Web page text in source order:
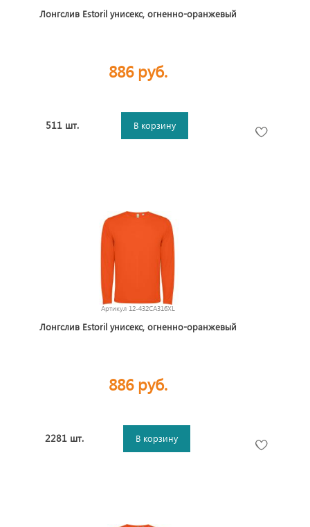
Лонгслив Estoril унисекс, огненно-оранжевый
886 руб.
511 шт. В корзину
Артикул 12-432CA316XL
Лонгслив Estoril унисекс, огненно-оранжевый
886 руб.
2281 шт. В корзину